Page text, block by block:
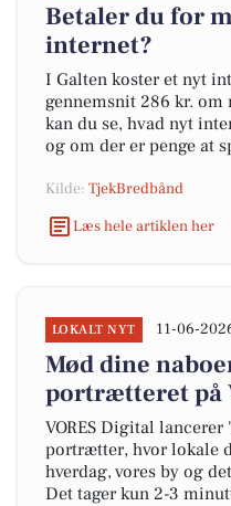
Betaler du for
internet?
I Galten koster et nyt
gennemsnit 286 kr. om
kan du se, hvad nyt
og om der er penge at
Kilde: TjekBredbånd
Læs hele artiklen her
LOKALT NYT 11-06-
Mød dine
portrætteret på
VORES Digital
portrætter, hvor lokale
hverdag, vores by og
Det tager kun 2-3